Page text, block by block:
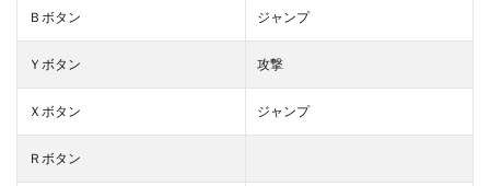
Ｂボタン ジャンプ
Ｙボタン 攻撃
Ｘボタン ジャンプ
Ｒボタン